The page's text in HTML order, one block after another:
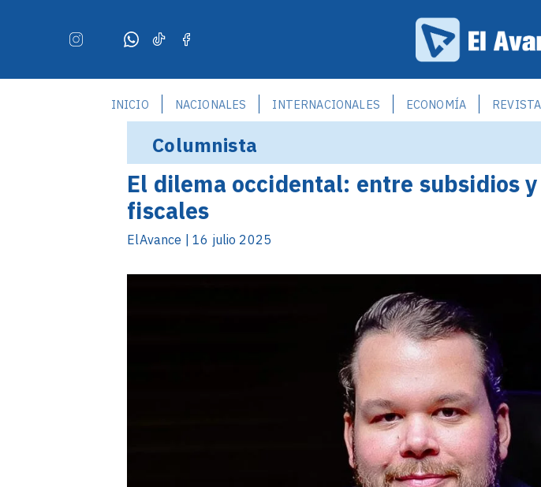
INICIO NACIONALES INTERNACIONALES ECONOMÍA REVISTA
Columnista
El dilema occidental: entre subsidios
fiscales
ElAvance | 16 julio 2025